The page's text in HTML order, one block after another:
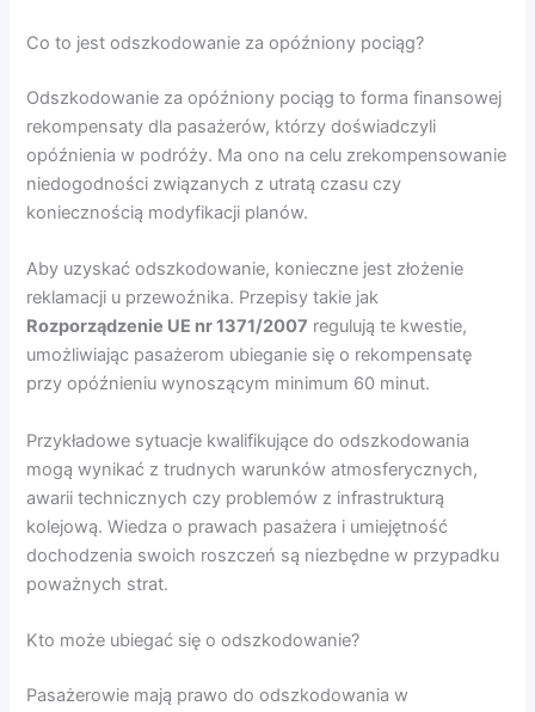
Co to jest odszkodowanie za opóźniony pociąg?
Odszkodowanie za opóźniony pociąg to forma finansowej
rekompensaty dla pasażerów, którzy doświadczyli
opóźnienia w podróży. Ma ono na celu zrekompensowanie
niedogodności związanych z utratą czasu czy
koniecznością modyfikacji planów.
Aby uzyskać odszkodowanie, konieczne jest złożenie
reklamacji u przewoźnika. Przepisy takie jak
Rozporządzenie UE nr 1371/2007 regulują te kwestie,
umożliwiając pasażerom ubieganie się o rekompensatę
przy opóźnieniu wynoszącym minimum 60 minut.
Przykładowe sytuacje kwalifikujące do odszkodowania
mogą wynikać z trudnych warunków atmosferycznych,
awarii technicznych czy problemów z infrastrukturą
kolejową. Wiedza o prawach pasażera i umiejętność
dochodzenia swoich roszczeń są niezbędne w przypadku
poważnych strat.
Kto może ubiegać się o odszkodowanie?
Pasażerowie mają prawo do odszkodowania w